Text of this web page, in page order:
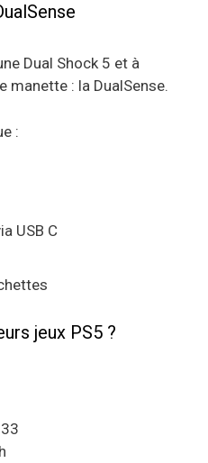
Dual Shock 5 et à
manette : la DualSense.
:
USB C
jeux PS5 ?